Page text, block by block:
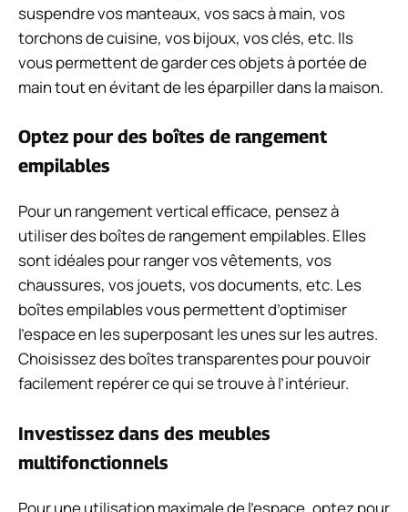
suspendre vos manteaux, vos sacs à main, vos
torchons de cuisine, vos bijoux, vos clés, etc. Ils
vous permettent de garder ces objets à portée de
main tout en évitant de les éparpiller dans la maison.
Optez pour des boîtes de rangement
empilables
Pour un rangement vertical efficace, pensez à
utiliser des boîtes de rangement empilables. Elles
sont idéales pour ranger vos vêtements, vos
chaussures, vos jouets, vos documents, etc. Les
boîtes empilables vous permettent d’optimiser
l’espace en les superposant les unes sur les autres.
Choisissez des boîtes transparentes pour pouvoir
facilement repérer ce qui se trouve à l’intérieur.
Investissez dans des meubles
multifonctionnels
Pour une utilisation maximale de l’espace, optez pour